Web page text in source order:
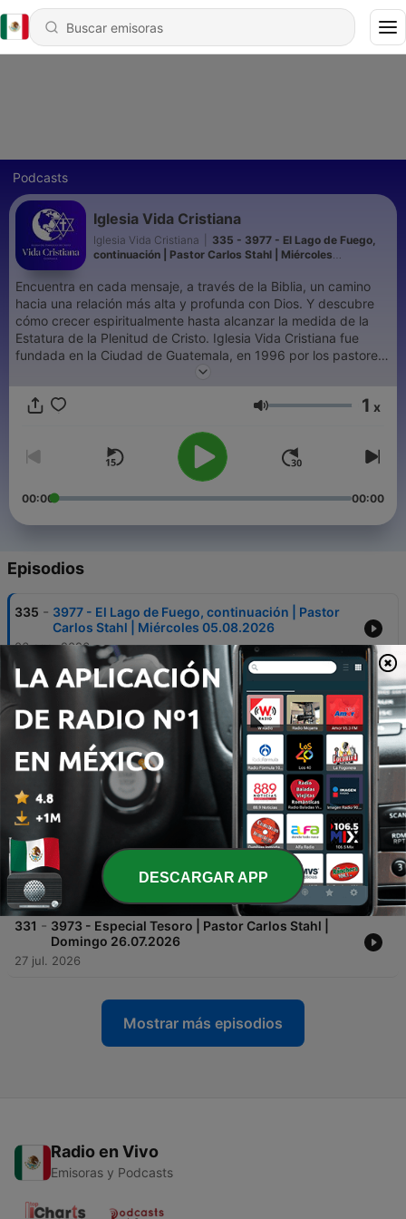
Podcasts
Iglesia Vida Cristiana
Iglesia Vida Cristiana
335 - 3977 - El Lago de Fuego,
continuación | Pastor Carlos Stahl | Miércoles
Encuentra en cada mensaje, a través de la Biblia, un camino
hacia una relación más alta y profunda con Dios. Y descubre
cómo crecer espiritualmente hasta alcanzar la medida de la
Estatura de la Plenitud de Cristo. Iglesia Vida Cristiana fue
fundada en la Ciudad de Guatemala, en 1996 por los pastores
Carlos y Susy Stahl. www.vidacristiana.org.gt
Volumen 1 x
00:00 00:00
Episodios
335 - 3977 - El Lago de Fuego, continuación | Pastor
Carlos Stahl | Miércoles 05.08.2026
06 ago. 2026
334 - 3976 - Herederos | Pastor Carlos Stahl |
Domingo 02.08.2026
05 ago. 2026
333 -
3975 - Isaías 34: Los espíritus que estarán en el
Lago de Fuego | Pastor Carlos Stahl | Miércoles
29.07.2026
30 jul. 2026
332 - 3974 - El Tesoro de la Oración: El pan nuestro de
cada día | Pastora Norma de Jurado | Sábado
25.07.2026
29 jul. 2026
331 - 3973 - Especial Tesoro | Pastor Carlos Stahl |
Domingo 26.07.2026
27 jul. 2026
Mostrar más episodios
Radio en Vivo
Emisoras y Podcasts
DESCARGAR APP